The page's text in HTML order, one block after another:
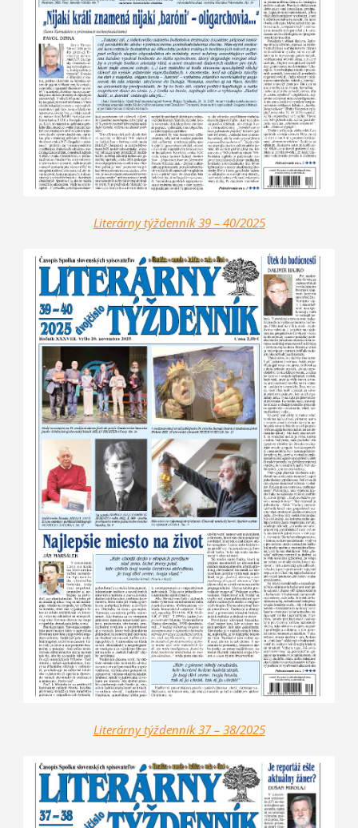
Literárny týždenník 39 – 40/2025
Literárny týždenník 37 – 38/2025